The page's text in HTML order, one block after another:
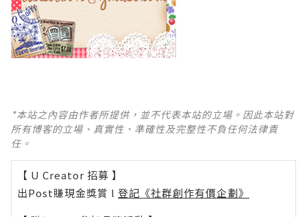
*本站之內容由作者所提供，並不代表本站的立場。因此本站對
所有博客的立場、真實性、準確性及完整性不負任何法律責
任。
【 U Creator 招募 】
出Post賺現金獎賞 l 登記《社群創作有價企劃》